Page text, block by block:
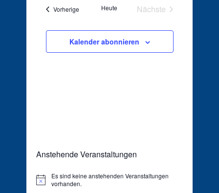
VorherigeVeranstaltungen
Heute
Nächste
Kalender abonnieren
Anstehende Veranstaltungen
Hinweis
Es sind keine anstehenden Veranstaltungen
vorhanden.